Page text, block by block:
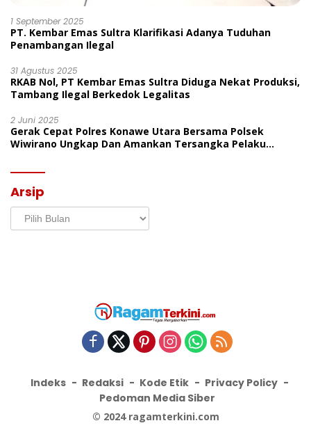
1 September 2025
PT. Kembar Emas Sultra Klarifikasi Adanya Tuduhan
Penambangan Ilegal
31 Agustus 2025
RKAB Nol, PT Kembar Emas Sultra Diduga Nekat Produksi,
Tambang Ilegal Berkedok Legalitas
2 Juni 2025
Gerak Cepat Polres Konawe Utara Bersama Polsek
Wiwirano Ungkap Dan Amankan Tersangka Pelaku
Arsip
Arsip
Indeks Redaksi Kode Etik
Privacy Policy
Pedoman Media Siber
© 2024 ragamterkini.com